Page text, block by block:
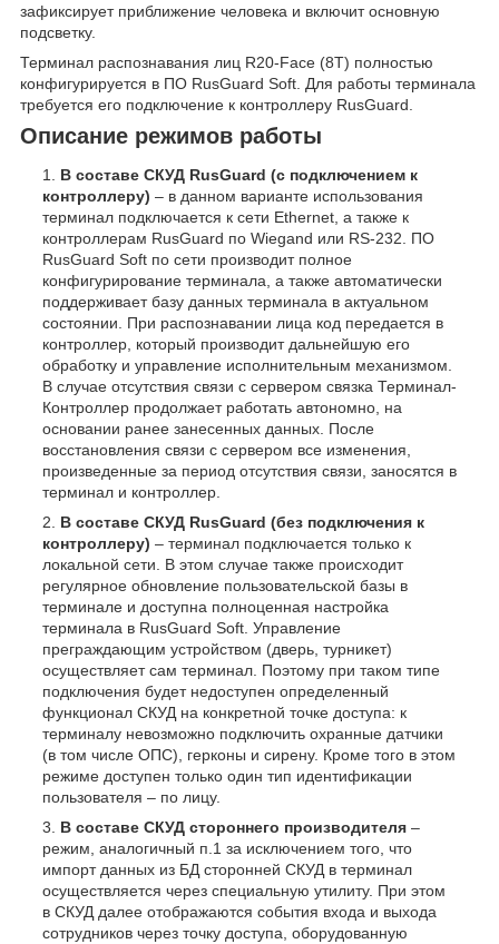
зафиксирует приближение человека и включит основную
подсветку.
Терминал распознавания лиц R20-Face (8T) полностью
конфигурируется в ПО RusGuard Soft. Для работы терминала
требуется его подключение к контроллеру RusGuard.
Описание режимов работы
В составе СКУД RusGuard (с подключением к
контроллеру) – в данном варианте использования
терминал подключается к сети Ethernet, а также к
контроллерам RusGuard по Wiegand или RS-232. ПО
RusGuard Soft по сети производит полное
конфигурирование терминала, а также автоматически
поддерживает базу данных терминала в актуальном
состоянии. При распознавании лица код передается в
контроллер, который производит дальнейшую его
обработку и управление исполнительным механизмом.
В случае отсутствия связи с сервером связка Терминал-
Контроллер продолжает работать автономно, на
основании ранее занесенных данных. После
восстановления связи с сервером все изменения,
произведенные за период отсутствия связи, заносятся в
терминал и контроллер.
В составе СКУД RusGuard (без подключения к
контроллеру) – терминал подключается только к
локальной сети. В этом случае также происходит
регулярное обновление пользовательской базы в
терминале и доступна полноценная настройка
терминала в RusGuard Soft. Управление
преграждающим устройством (дверь, турникет)
осуществляет сам терминал. Поэтому при таком типе
подключения будет недоступен определенный
функционал СКУД на конкретной точке доступа: к
терминалу невозможно подключить охранные датчики
(в том числе ОПС), герконы и сирену. Кроме того в этом
режиме доступен только один тип идентификации
пользователя – по лицу.
В составе СКУД стороннего производителя –
режим, аналогичный п.1 за исключением того, что
импорт данных из БД сторонней СКУД в терминал
осуществляется через специальную утилиту. При этом
в СКУД далее отображаются события входа и выхода
сотрудников через точку доступа, оборудованную